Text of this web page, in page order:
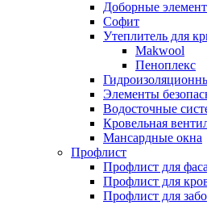
Доборные
Софит
Утеплитель для
Makwool
Пеноплекс
Элементы
Водосточные
Кровельная
Мансардные окна
Профлист
Профлист для
Профлист для
Профлист для